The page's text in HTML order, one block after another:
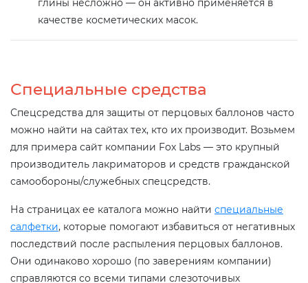
глины несложно — он активно применяется в
качестве косметических масок.
Специальные средства
Спецсредства для защиты от перцовых баллонов часто
можно найти на сайтах тех, кто их производит. Возьмем
для примера сайт компании Fox Labs — это крупный
производитель лакриматоров и средств гражданской
самообороны/служебных спецсредств.
На страницах ее каталога можно найти специальные
салфетки, которые помогают избавиться от негативных
последствий после распыления перцовых баллонов.
Они одинаково хорошо (по заверениям компании)
справляются со всеми типами слезоточивых